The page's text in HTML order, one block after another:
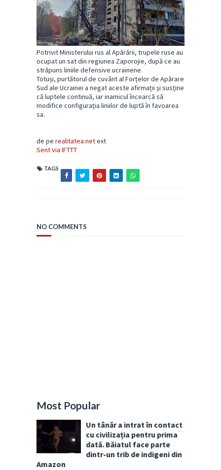
Potrivit Ministerului rus al Apărării, trupele ruse au
ocupat un sat din regiunea Zaporojie, după ce au
străpuns liniile defensive ucrainene.
Totuși, purtătorul de cuvânt al Forțelor de Apărare
Sud ale Ucrainei a negat aceste afirmații și susține
că luptele continuă, iar inamicul încearcă să
modifice configurația liniilor de luptă în favoarea
sa.
de pe realitatea.netext
Sent via IFTTT
TAGS
NO COMMENTS
Most Popular
Un tânăr a intrat în contact
cu civilizația pentru prima
dată. Băiatul face parte
dintr-un trib de indigeni din
Amazon